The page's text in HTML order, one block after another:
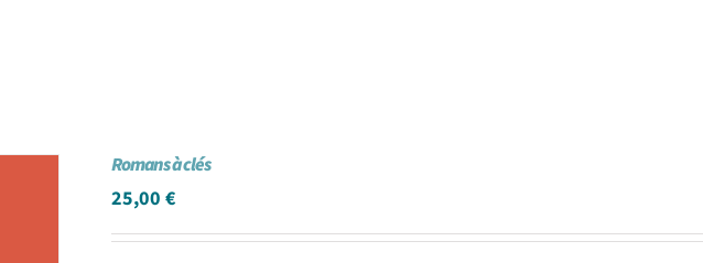
Romans à clés
25,00€